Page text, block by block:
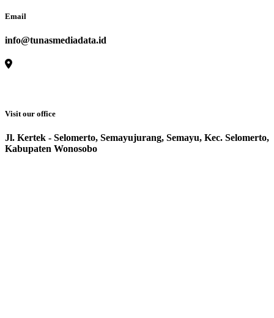
Email
info@tunasmediadata.id
Visit our office
Jl. Kertek - Selomerto, Semayujurang, Semayu, Kec. Selomerto,
Kabupaten Wonosobo